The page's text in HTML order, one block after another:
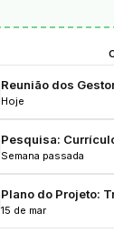
Reunião dos
Hoje
Pesquisa:
Semana passada
Plano do Projeto:
15 de mar